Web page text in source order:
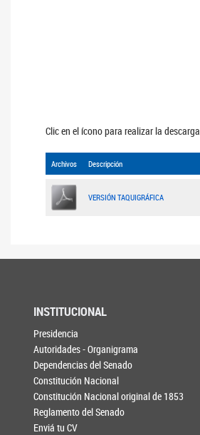
Clic en el ícono para realizar la descarga
Archivos Descripción
VERSIÓN TAQUIGRÁFICA
INSTITUCIONAL
Presidencia
Autoridades - Organigrama
Dependencias del Senado
Constitución Nacional
Constitución Nacional original de 1853
Reglamento del Senado
Enviá tu CV